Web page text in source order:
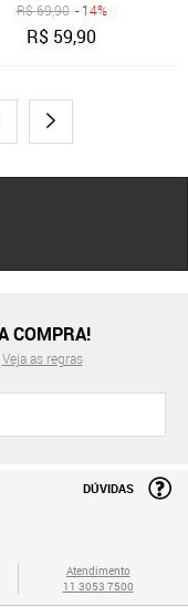
R$69,90 - 14%
R$ 59,90
COMPRA!
Veja as regras
DÚVIDAS
Atendimento
11 3053 7500